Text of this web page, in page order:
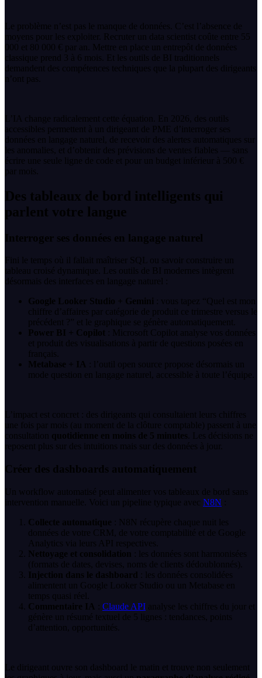
Le problème n’est pas le manque de données. C’est l’absence de
moyens pour les exploiter. Recruter un data scientist coûte entre 55
000 et 80 000 € par an. Mettre en place un entrepôt de données
classique prend 3 à 6 mois. Et les outils de BI traditionnels
demandent des compétences techniques que la plupart des dirigeants
n’ont pas.
L’IA change radicalement cette équation. En 2026, des outils
accessibles permettent à un dirigeant de PME d’interroger ses
données en langage naturel, de recevoir des alertes automatiques sur
les anomalies, et d’obtenir des prévisions de ventes fiables — sans
écrire une seule ligne de code et pour un budget inférieur à 500 €
par mois.
Des tableaux de bord intelligents qui
parlent votre langue
Interroger ses données en langage naturel
Fini le temps où il fallait maîtriser SQL ou savoir construire un
tableau croisé dynamique. Les outils de BI modernes intègrent
désormais des interfaces en langage naturel :
Google Looker Studio + Gemini : vous tapez “Quel est mon
chiffre d’affaires par catégorie de produit ce trimestre versus le
précédent ?” et le graphique se génère automatiquement.
Power BI + Copilot : Microsoft Copilot analyse vos données
et produit des visualisations à partir de questions posées en
français.
Metabase + IA
: l’outil open source propose désormais un
mode question en langage naturel, accessible à toute l’équipe.
L’impact est concret : des dirigeants qui consultaient leurs chiffres
une fois par mois (au moment de la clôture comptable) passent à une
consultation quotidienne en moins de 5 minutes . Les décisions ne
reposent plus sur des intuitions mais sur des données à jour.
Créer des dashboards automatiquement
Un workflow automatisé peut alimenter vos tableaux de bord sans
intervention manuelle. Voici un pipeline typique avec N8N
Collecte automatique : N8N récupère chaque nuit les
données de votre CRM, de votre comptabilité et de Google
Analytics via leurs API respectives.
Nettoyage et consolidation : les données sont harmonisées
(formats de dates, devises, noms de clients dédoublonnés).
Injection dans le dashboard : les données consolidées
alimentent un Google Looker Studio ou un Metabase en
temps quasi réel.
Commentaire IA
Claude API analyse les chiffres du jour et
génère un résumé textuel de 5 lignes : tendances, points
d’attention, opportunités.
Le dirigeant ouvre son dashboard le matin et trouve non seulement